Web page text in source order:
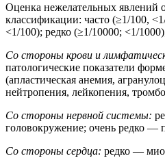
Оценка нежелательных явлений
классификации: часто (≥1/100,
<1/100); редко (≥1/10000; <1/
Со стороны крови и
патологические показатели
(апластическая анемия,
нейтропения, лейкопения,
Со стороны нервной системы:
головокружение; очень редко —
Со стороны сердца: редко —